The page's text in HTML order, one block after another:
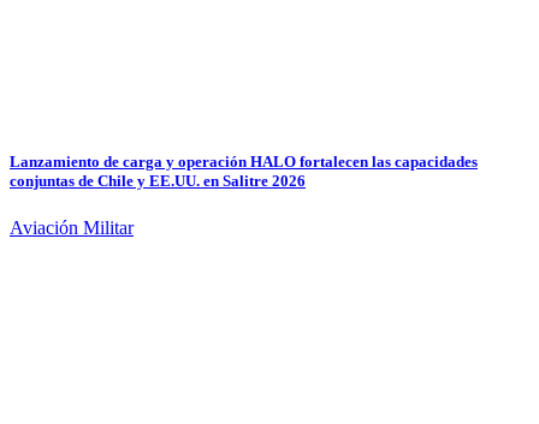
Lanzamiento de carga y operación HALO fortalecen las capacidades
conjuntas de Chile y EE.UU. en Salitre 2026
Aviación Militar